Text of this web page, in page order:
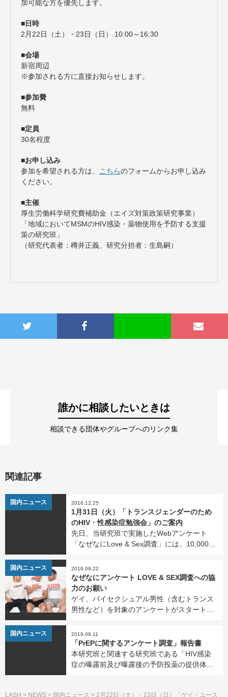
加可能な方を優先します。
■日時
2月22日（土）・23日（日） 10:00～16:30
■会場
新宿周辺
※参加される方に直接お知らせします。
■参加費
無料
■定員
30名程度
■お申し込み
参加を希望される方は、
こちらのフォームからお申し込み
ください。
■主催
厚生労働科学研究費補助金（エイズ対策政策研究事業）
「地域においてMSMのHIV感染・薬物使用を予防する支援
策の研究班」
（研究代表者：樽井正義、研究分担者：生島嗣）
誰かに相談したいときは
相談できる団体やグループへのリンク集
関連記事
NEWS
国内ニュース 2016.12.25
1月31日（火）「トランスジェンダーのため
のHIV・性感染症勉強会」のご案内
先日、当研究班で実施したWebアンケート
「なぜなにLove & Sex調査」には、10,000名
うもありがとうございました。 ゲイ・バイセ
クシュアル男性向けの調査ではありま […]
国内ニュース 2016.09.22
なぜなにアンケート LOVE & SEX調査への協
力のお願い
ゲイ、バイセクシュアル男性（含むトランス
男性など）を対象のアンケートがスタートし
ンと自分をふりかえることが出来る」アンケ
ートです。 回答後には、情報提供ページもあ
ります。 LAS […]
NEWS
国内ニュース 2019.09.11
「PrEPに関するアンケート調査」報告書
本研究班と関連する研究班である「HIV感染
症の曝露前及び曝露後の予防投薬の提供体制
LASH > NEWS > 国内ニュース > 2月22日（土）・23日（日）「ゲイ・ユース